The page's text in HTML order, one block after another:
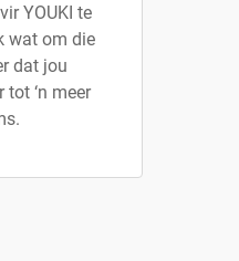
YOUKI te
wat om die
dat jou
tot ‘n meer